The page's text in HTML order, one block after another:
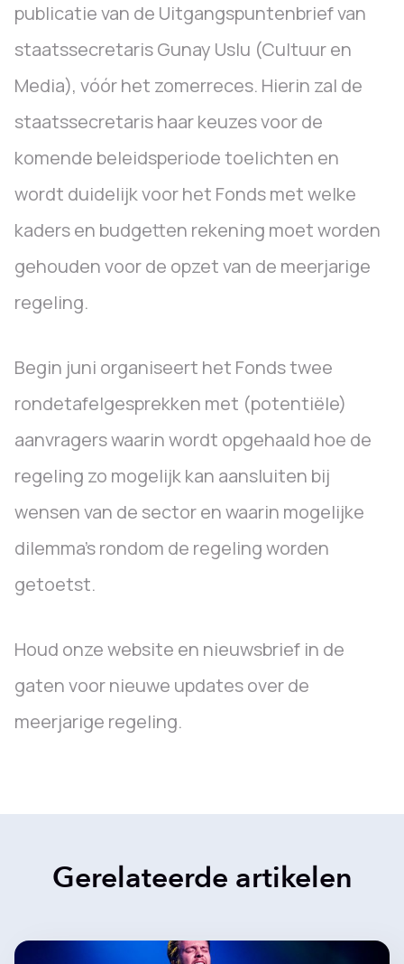
publicatie van de Uitgangspuntenbrief van
staatssecretaris Gunay Uslu (Cultuur en
Media), vóór het zomerreces. Hierin zal de
staatssecretaris haar keuzes voor de
komende beleidsperiode toelichten en
wordt duidelijk voor het Fonds met welke
kaders en budgetten rekening moet worden
gehouden voor de opzet van de meerjarige
regeling.
Begin juni organiseert het Fonds twee
rondetafelgesprekken met (potentiële)
aanvragers waarin wordt opgehaald hoe de
regeling zo mogelijk kan aansluiten bij
wensen van de sector en waarin mogelijke
dilemma’s rondom de regeling worden
getoetst.
Houd onze website en nieuwsbrief in de
gaten voor nieuwe updates over de
meerjarige regeling.
Gerelateerde artikelen